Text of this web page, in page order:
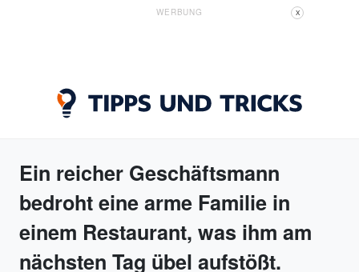
WERBUNG X
Ein reicher Geschäftsmann
bedroht eine arme Familie in
einem Restaurant, was ihm am
nächsten Tag übel aufstößt.